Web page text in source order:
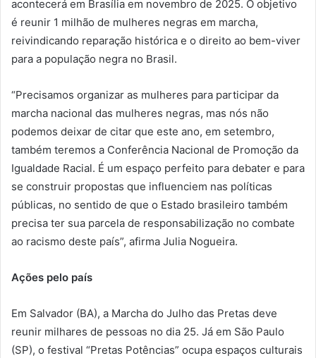
acontecerá em Brasília em novembro de 2025. O objetivo
é reunir 1 milhão de mulheres negras em marcha,
reivindicando reparação histórica e o direito ao bem-viver
para a população negra no Brasil.
“Precisamos organizar as mulheres para participar da
marcha nacional das mulheres negras, mas nós não
podemos deixar de citar que este ano, em setembro,
também teremos a Conferência Nacional de Promoção da
Igualdade Racial. É um espaço perfeito para debater e para
se construir propostas que influenciem nas políticas
públicas, no sentido de que o Estado brasileiro também
precisa ter sua parcela de responsabilização no combate
ao racismo deste país”, afirma Julia Nogueira.
Ações pelo país
Em Salvador (BA), a Marcha do Julho das Pretas deve
reunir milhares de pessoas no dia 25. Já em São Paulo
(SP), o festival “Pretas Potências” ocupa espaços culturais